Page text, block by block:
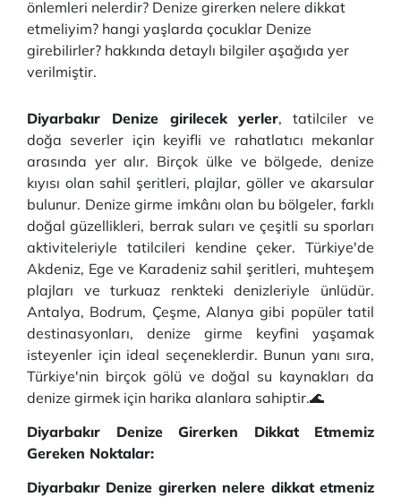
önlemleri nelerdir? Denize girerken nelere dikkat
etmeliyim? hangi yaşlarda çocuklar Denize
girebilirler? hakkında detaylı bilgiler aşağıda yer
verilmiştir.
Diyarbakır Denize girilecek yerler, tatilciler ve
doğa severler için keyifli ve rahatlatıcı mekanlar
arasında yer alır. Birçok ülke ve bölgede, denize
kıyısı olan sahil şeritleri, plajlar, göller ve akarsular
bulunur. Denize girme imkânı olan bu bölgeler, farklı
doğal güzellikleri, berrak suları ve çeşitli su sporları
aktiviteleriyle tatilcileri kendine çeker. Türkiye'de
Akdeniz, Ege ve Karadeniz sahil şeritleri, muhteşem
plajları ve turkuaz renkteki denizleriyle ünlüdür.
Antalya, Bodrum, Çeşme, Alanya gibi popüler tatil
destinasyonları, denize girme keyfini yaşamak
isteyenler için ideal seçeneklerdir. Bunun yanı sıra,
Türkiye'nin birçok gölü ve doğal su kaynakları da
denize girmek için harika alanlara sahiptir.🌊
Diyarbakır Denize Girerken Dikkat Etmemiz
Gereken Noktalar:
Diyarbakır Denize girerken nelere dikkat etmeniz